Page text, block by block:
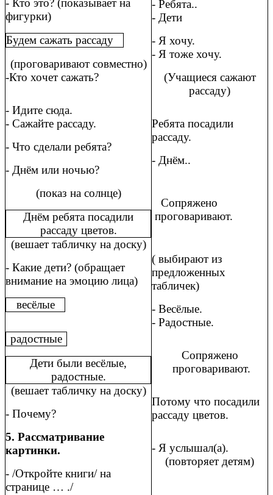
- Кто это? (показывает на
фигурки)
Будем сажать рассаду
(проговаривают совместно)
-Кто хочет сажать?
- Идите сюда.
- Сажайте рассаду.
- Что сделали ребята?
- Днём или ночью?
(показ на солнце)
Днём ребята посадили
рассаду цветов.
(вешает табличку на доску)
- Какие дети? (обращает
внимание на эмоцию лица)
весёлые
радостные
Дети были весёлые,
радостные.
(вешает табличку на доску)
- Почему?
5. Рассматривание
картинки.
- /Откройте книги/ на
странице … ./
- Ребята..
- Дети
- Я хочу.
- Я тоже хочу.
(Учащиеся сажают
рассаду)
Ребята посадили
рассаду.
- Днём..
Сопряжено
проговаривают.
( выбирают из
предложенных
табличек)
- Весёлые.
- Радостные.
Сопряжено
проговаривают.
Потому что посадили
рассаду цветов.
- Я услышал(а).
(повторяет детям)